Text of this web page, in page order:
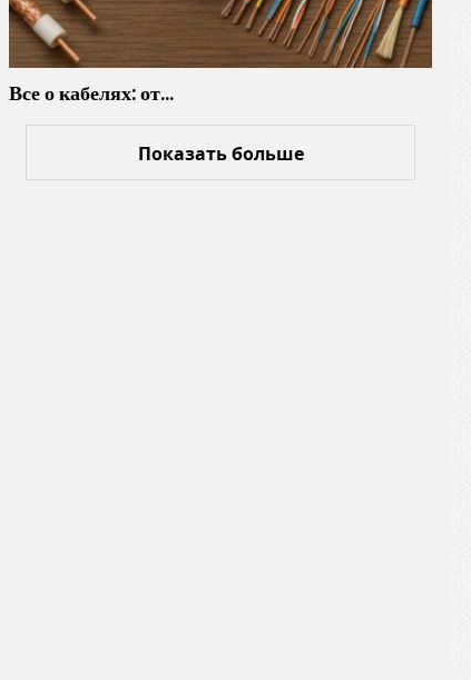
Все о кабелях: от…
Показать больше